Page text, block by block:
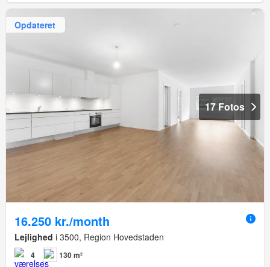
Opdateret
17 Fotos
16.250 kr./month
Lejlighed i 3500, Region Hovedstaden
4 130 m²